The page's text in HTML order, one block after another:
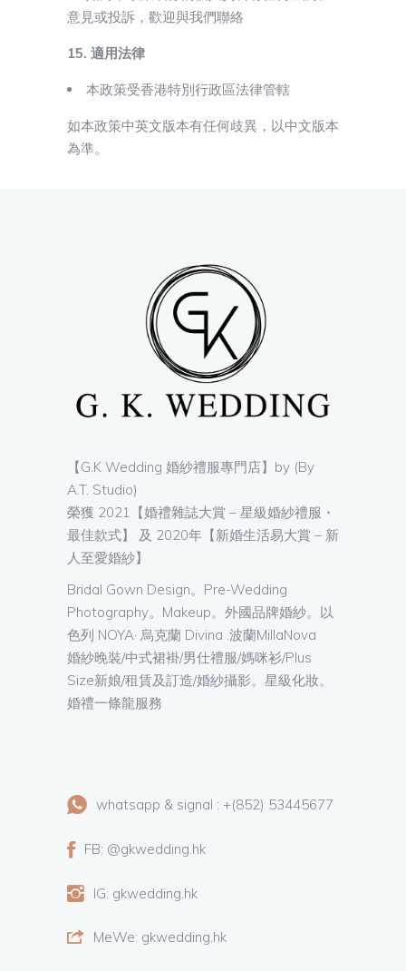
意見或投訴，歡迎與我們聯絡
15. 適用法律
本政策受香港特別行政區法律管轄
如本政策中英文版本有任何歧異，以中文版本
為準。
【G.K Wedding 婚紗禮服專門店】by (By
A.T. Studio)
榮獲 2021【婚禮雜誌大賞 – 星級婚紗禮服・
最佳款式】 及 2020年【新婚生活易大賞 – 新
人至愛婚紗】
Bridal Gown Design。Pre-Wedding
Photography。Makeup。外國品牌婚紗。以
色列 NOYA· 烏克蘭 Divina .波蘭MillaNova
婚紗晚裝/中式裙褂/男仕禮服/媽咪衫/Plus
Size新娘/租賃及訂造/婚紗攝影。星級化妝。
婚禮一條龍服務
whatsapp & signal : +(852) 53445677
FB: @gkwedding.hk
IG: gkwedding.hk
MeWe: gkwedding.hk